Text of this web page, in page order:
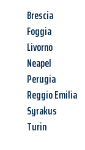
Brescia
Foggia
Livorno
Neapel
Perugia
Reggio Emilia
Syrakus
Turin